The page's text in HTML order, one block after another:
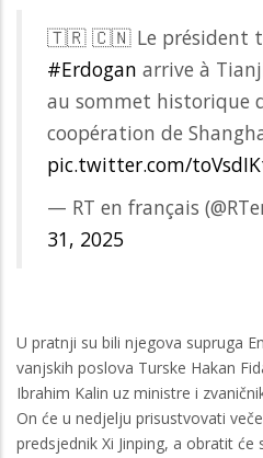
🇹🇷 🇨🇳 Le président
#Erdogan arrive à
au sommet historique
coopération de
pic.twitter.com/
— RT en français
31, 2025
U pratnji su bili njegova supruga
vanjskih poslova Turske Hakan
Ibrahim Kalin uz ministre i
On će u nedjelju prisustvovati
predsjednik Xi Jinping, a obratit